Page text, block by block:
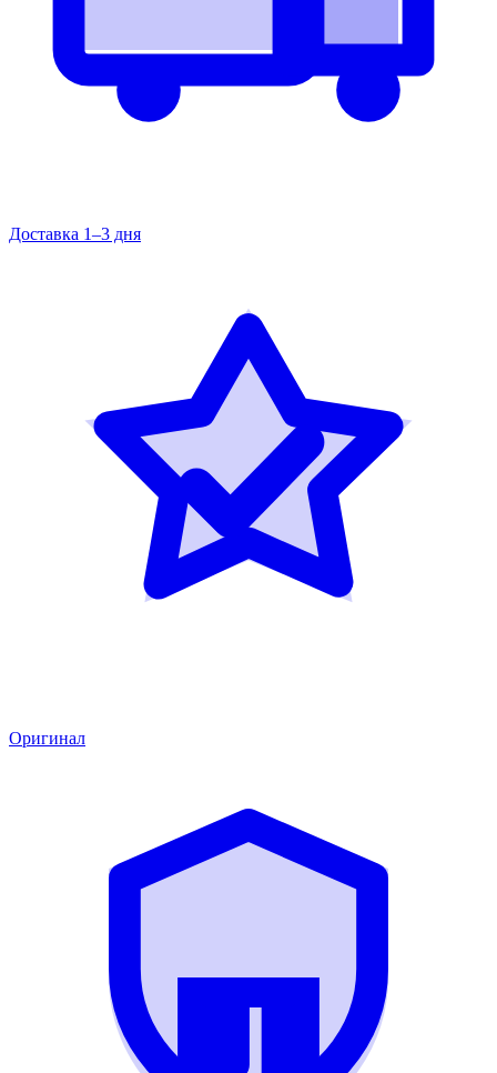
Доставка 1–3 дня
Оригинал